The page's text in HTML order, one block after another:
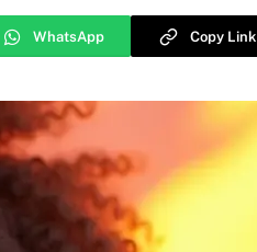
WhatsApp Copy Link